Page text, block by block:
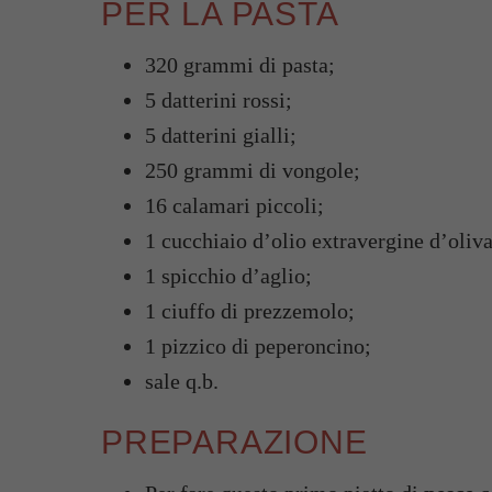
PER LA PASTA
320 grammi di pasta;
5 datterini rossi;
5 datterini gialli;
250 grammi di vongole;
16 calamari piccoli;
1 cucchiaio d’olio extravergine
1 spicchio d’aglio;
1 ciuffo di prezzemolo;
1 pizzico di peperoncino;
sale q.b.
PREPARAZIONE